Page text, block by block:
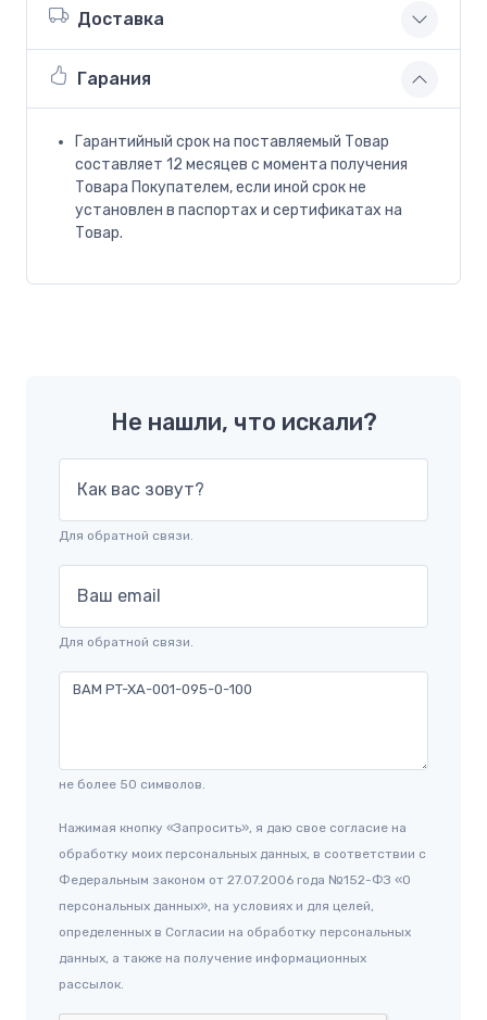
Доставка
Гарания
Гарантийный срок на поставляемый Товар
составляет 12 месяцев с момента получения
Товара Покупателем, если иной срок не
установлен в паспортах и сертификатах на
Товар.
Не нашли, что искали?
Как вас зовут?
Для обратной связи.
Ваш email
Для обратной связи.
не более 50 символов.
Нажимая кнопку «Запросить», я даю свое согласие на
обработку моих персональных данных, в соответствии с
Федеральным законом от 27.07.2006 года №152-ФЗ «О
персональных данных», на условиях и для целей,
определенных в Согласии на обработку персональных
данных, а также на получение информационных
рассылок.